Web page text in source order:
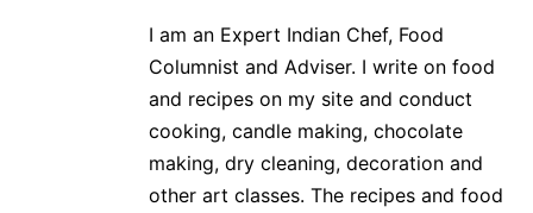
I am an Expert Indian Chef, Food
Columnist and Adviser. I write on food
and recipes on my site and conduct
cooking, candle making, chocolate
making, dry cleaning, decoration and
other art classes. The recipes and food